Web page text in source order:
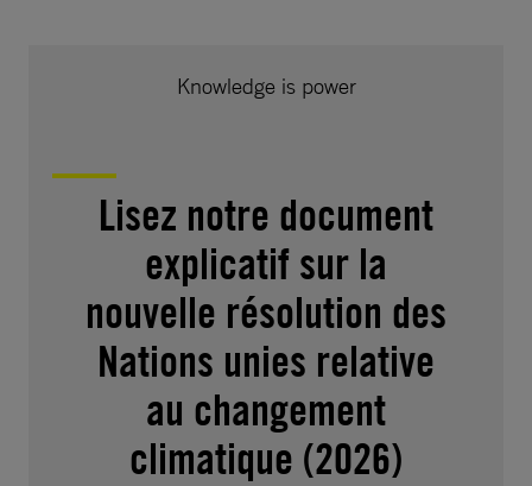
Knowledge is power
Lisez notre document
explicatif sur la
nouvelle résolution des
Nations unies relative
au changement
climatique (2026)